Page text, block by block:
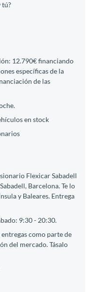
tú?
12.790€ financiando
específicas de la
de las
en stock
Flexicar Sabadell
Barcelona. Te lo
y Baleares. Entrega
9:30 - 20:30.
como parte de
del mercado. Tásalo